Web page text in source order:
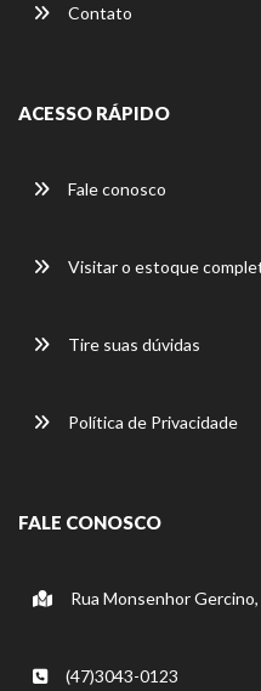
Contato
ACESSO RÁPIDO
Fale conosco
Visitar o estoque
Tire suas dúvidas
Política de Privacidade
FALE CONOSCO
Rua Monsenhor
(47)3043-0123